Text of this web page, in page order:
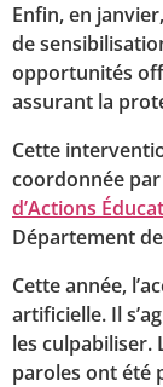
Enfin, en
de
opportunités
assurant la
Cette
coordonnée
d’Actions
Département
Cette année,
artificielle. Il
les culpabiliser.
paroles ont été